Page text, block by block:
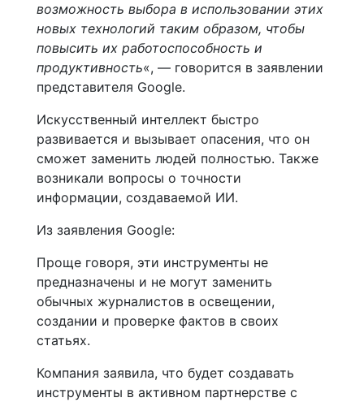
возможность выбора в использовании этих
новых технологий таким образом, чтобы
повысить их работоспособность и
продуктивность«, — говорится в заявлении
представителя Google.
Искусственный интеллект быстро
развивается и вызывает опасения, что он
сможет заменить людей полностью. Также
возникали вопросы о точности
информации, создаваемой ИИ.
Из заявления Google:
Проще говоря, эти инструменты не
предназначены и не могут заменить
обычных журналистов в освещении,
создании и проверке фактов в своих
статьях.
Компания заявила, что будет создавать
инструменты в активном партнерстве с